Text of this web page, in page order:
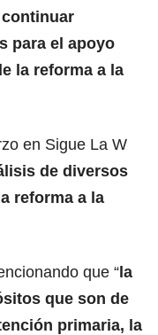
para el apoyo
la reforma a la
en Sigue La W
de diversos
reforma a la
que “la
que son de
primaria, la